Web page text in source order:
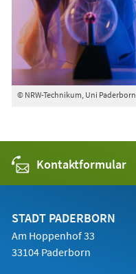
© NRW-Technikum, Uni Paderborn
Kontaktformular
STADT PADERBORN
Am Hoppenhof 33
33104 Paderborn